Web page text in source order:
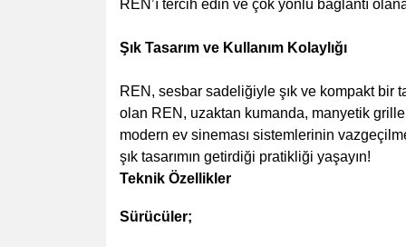
REN’ı tercih edin ve çok yönlü bağlantı
Şık Tasarım ve Kullanım Kolaylığı
REN, sesbar sadeliğiyle şık ve kompakt bir
olan REN, uzaktan kumanda, manyetik
modern ev sineması sistemlerinin
şık tasarımın getirdiği pratikliği yaşayın!
Teknik Özellikler
Sürücüler;